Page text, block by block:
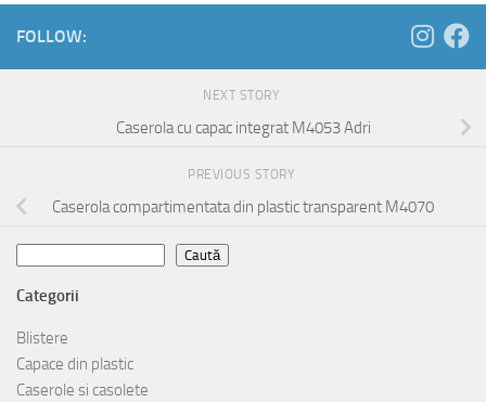
FOLLOW:
NEXT STORY
Caserola cu capac integrat M4053 Adri
PREVIOUS STORY
Caserola compartimentata din plastic transparent M4070
Caută
Categorii
Blistere
Capace din plastic
Caserole si casolete